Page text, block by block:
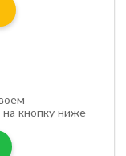
кнопку ниже